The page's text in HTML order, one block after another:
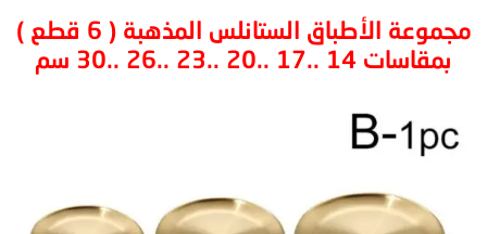
مجموعة الأطباق الستانلس المذهبة ( 6 قطع )
بمقاسات 14 ..17 ..20 ..23 ..26 ..30 سم